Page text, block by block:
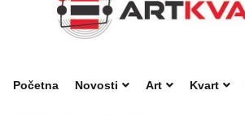
Početna
Novosti Art Kvart